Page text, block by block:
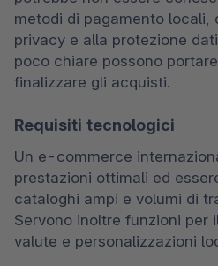
metodi di pagamento locali,
privacy e alla protezione
poco chiare possono
finalizzare gli acquisti.
Requisiti tecnologici
Un e-commerce
prestazioni ottimali ed
cataloghi ampi e volumi di
Servono inoltre funzioni per
valute e personalizzazioni